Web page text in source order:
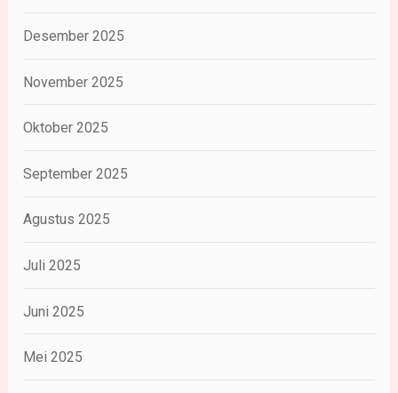
Desember 2025
November 2025
Oktober 2025
September 2025
Agustus 2025
Juli 2025
Juni 2025
Mei 2025